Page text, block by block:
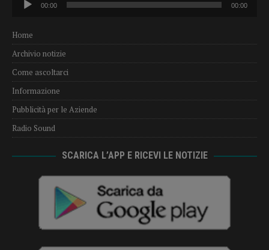
Player
00:00 00:00
Home
Archivio notizie
Come ascoltarci
Informazione
Pubblicità per le Aziende
Radio Sound
SCARICA L’APP E RICEVI LE NOTIZIE